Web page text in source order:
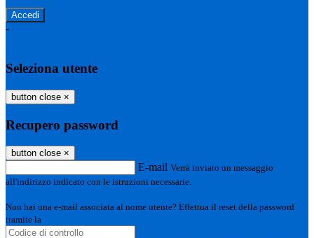
-
Seleziona utente
button close ×
Recupero password
button close ×
E-mail Verrà inviato un messaggio
all'indirizzo indicato con le istruzioni necessarie.
Non hai una e-mail associata al nome utente? Effettua il reset della password
tramite la